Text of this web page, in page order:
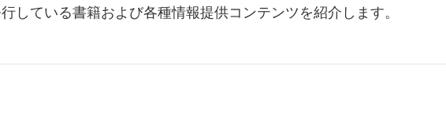
している書籍および各種情報提供コンテンツを紹介します。